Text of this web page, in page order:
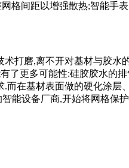
格间距以增强散热;智能手
打磨,离不开对基材与胶水
了更多可能性:硅胶胶水的
在基材表面做的硬化涂层
能设备厂商,开始将网格保